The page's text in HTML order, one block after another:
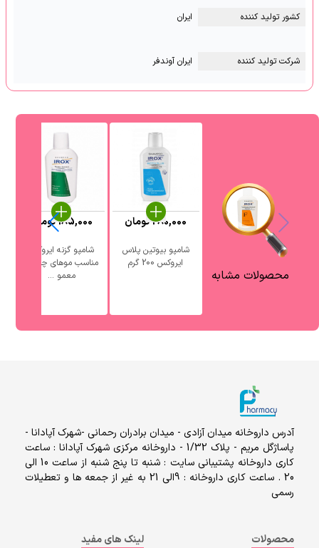
کشور تولید کننده ایران
شرکت تولید کننده ایران آوندفر
محصولات مشابه
شامپو بیوتین پلاس
ایروکس 200 گرم
280,000تومان
شامپو گزنه ایروکس
مناسب موهای چرب و
معمو ...
185,000تومان
آدرس داروخانه میدان آزادی - میدان برادران رحمانی -شهرک آپادانا -
پاساژگل مریم - پلاک 1/32 - داروخانه مرکزی شهرک آپادانا : ساعت
کاری داروخانه پشتیبانی سایت : شنبه تا پنج شنبه از ساعت 10 الی
20 . ساعت کاری داروخانه : 9الی 21 به غیر از جمعه ها و تعطیلات
رسمی
محصولات لینک های مفید